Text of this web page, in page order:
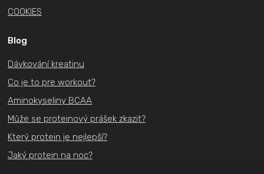
COOKIES
Blog
Dávkování kreatinu
Co je to pre workout?
Aminokyseliny BCAA
Může se proteinový prášek zkazit?
Který protein je nejlepší?
Jaký protein na noc?